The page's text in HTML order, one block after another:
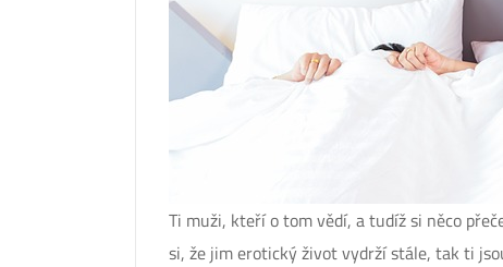
Ti muži, kteří o tom vědí, a tudíž si něco
si, že jim erotický život vydrží stále, tak ti